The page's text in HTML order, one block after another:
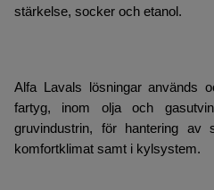
stärkelse, socker och etanol.
Alfa Lavals lösningar används
fartyg, inom olja och
gruvindustrin, för hantering av
komfortklimat samt i kylsystem.